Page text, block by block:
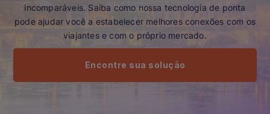
incomparáveis. Saiba como nossa tecnologia de ponta
pode ajudar você a estabelecer melhores conexões com os
viajantes e com o próprio mercado.
Encontre sua solução